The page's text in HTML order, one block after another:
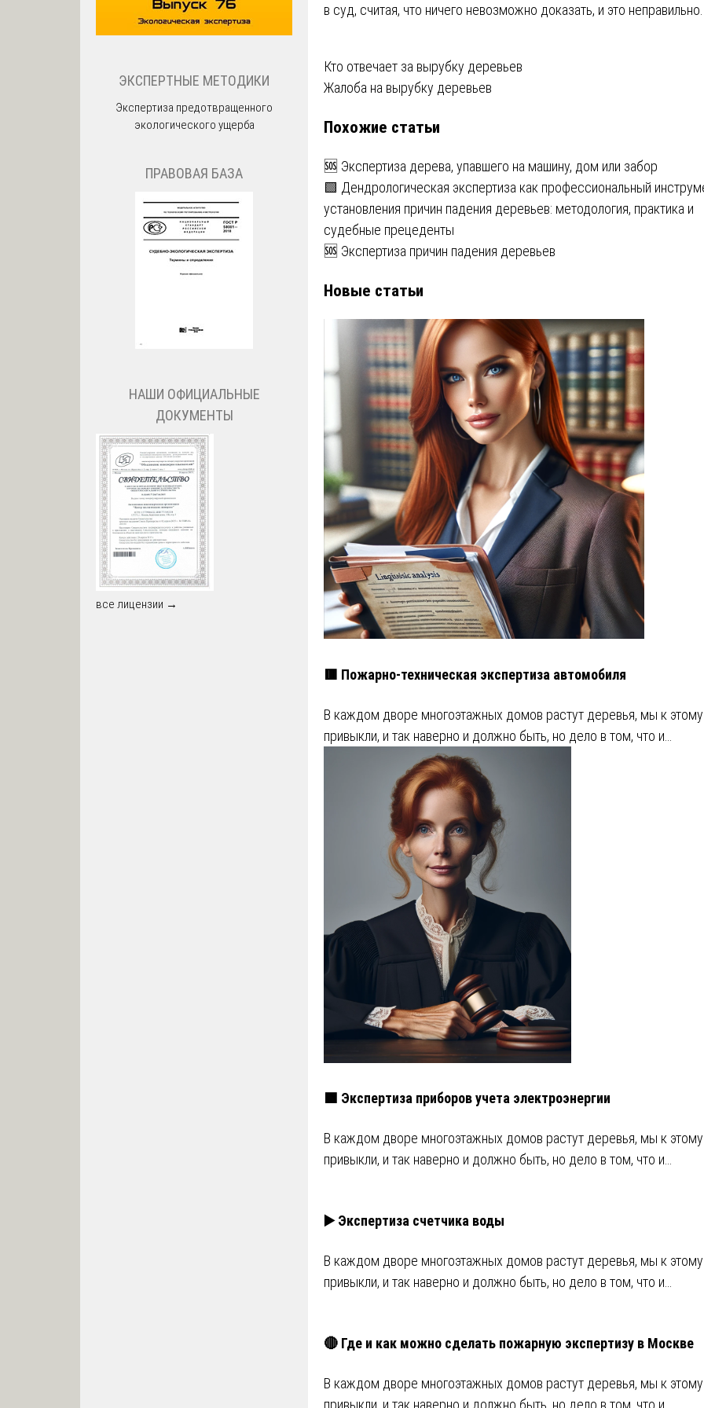
в суд, считая, что ничего невозможно доказать, и это неправильно.
Навигация
записям
Кто отвечает за вырубку деревьев
Жалоба на вырубку деревьев
Похожие статьи
🆘 Экспертиза дерева, упавшего на машину, дом или забор
🟩 Дендрологическая экспертиза как профессиональный
установления причин падения деревьев: методология, практика и
судебные прецеденты
🆘 Экспертиза причин падения деревьев
Новые статьи
🟥 Пожарно-техническая экспертиза автомобиля
В каждом дворе многоэтажных домов растут деревья, мы к этому
привыкли, и так наверно и должно быть, но дело в том, что и…
🟩 Экспертиза приборов учета электроэнергии
В каждом дворе многоэтажных домов растут деревья, мы к этому
привыкли, и так наверно и должно быть, но дело в том, что и…
▶️ Экспертиза счетчика воды
В каждом дворе многоэтажных домов растут деревья, мы к этому
привыкли, и так наверно и должно быть, но дело в том, что и…
🔴 Где и как можно сделать пожарную экспертизу в Москве
В каждом дворе многоэтажных домов растут деревья, мы к этому
привыкли, и так наверно и должно быть, но дело в том, что и…
ЭКСПЕРТНЫЕ МЕТОДИКИ
Экспертиза предотвращенного
экологического ущерба
ПРАВОВАЯ БАЗА
НАШИ ОФИЦИАЛЬНЫЕ
ДОКУМЕНТЫ
все лицензии →